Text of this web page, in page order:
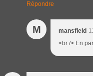
Répondre
M mansfield
<br /> En